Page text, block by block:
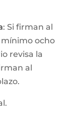
: Si firman al
ocho
revisa la
al